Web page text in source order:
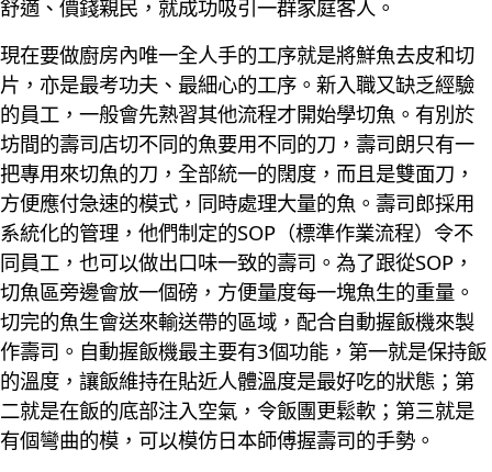
舒適、價錢親民，就成功吸引一群家庭客人。
現在要做廚房內唯一全人手的工序就是將鮮魚去皮和切
片，亦是最考功夫、最細心的工序。新入職又缺乏經驗
的員工，一般會先熟習其他流程才開始學切魚。有別於
坊間的壽司店切不同的魚要用不同的刀，壽司朗只有一
把專用來切魚的刀，全部統一的闊度，而且是雙面刀，
方便應付急速的模式，同時處理大量的魚。壽司郎採用
系統化的管理，他們制定的SOP（標準作業流程）令不
同員工，也可以做出口味一致的壽司。為了跟從SOP，
切魚區旁邊會放一個磅，方便量度每一塊魚生的重量。
切完的魚生會送來輸送帶的區域，配合自動握飯機來製
作壽司。自動握飯機最主要有3個功能，第一就是保持飯
的溫度，讓飯維持在貼近人體溫度是最好吃的狀態；第
二就是在飯的底部注入空氣，令飯團更鬆軟；第三就是
有個彎曲的模，可以模仿日本師傅握壽司的手勢。